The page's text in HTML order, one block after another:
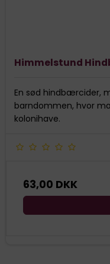
Himmelstund
En sød hindbærcider,
barndommen, hvor
kolonihave.
63,00 DKK